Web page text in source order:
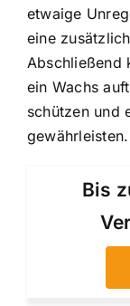
etwaige
eine
Abschließend
ein Wachs
schützen und
gewährleisten.
Bis